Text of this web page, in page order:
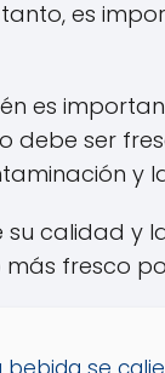
es
es
ser
y
calidad y
fresco